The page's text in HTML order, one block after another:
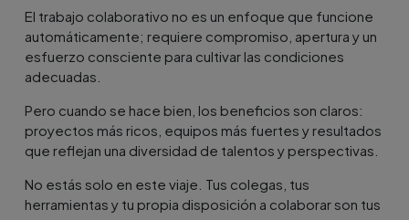
El trabajo colaborativo no es un enfoque que funcione
automáticamente; requiere compromiso, apertura y un
esfuerzo consciente para cultivar las condiciones
adecuadas.
Pero cuando se hace bien, los beneficios son claros:
proyectos más ricos, equipos más fuertes y resultados
que reflejan una diversidad de talentos y perspectivas.
No estás solo en este viaje. Tus colegas, tus
herramientas y tu propia disposición a colaborar son tus